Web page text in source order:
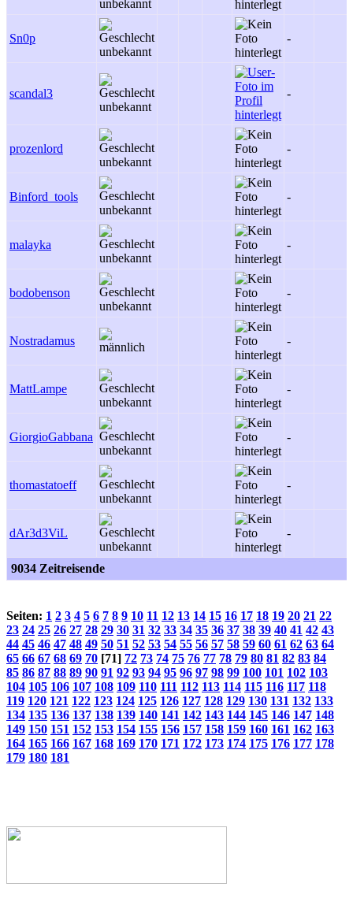
Sn0p -
scandal3 -
prozenlord -
Binford_tools -
malayka -
bodobenson -
Nostradamus -
MattLampe -
GiorgioGabbana -
thomastatoeff -
dAr3d3ViL -
9034 Zeitreisende
Seiten: 1 2 3 4 5 6 7 8 9 10 11 12 13 14 15 16 17 18 19 20 21 22
23 24 25 26 27 28 29 30 31 32 33 34 35 36 37 38 39 40 41 42 43
44 45 46 47 48 49 50 51 52 53 54 55 56 57 58 59 60 61 62 63 64
65 66 67 68 69 70 [71] 72 73 74 75 76 77 78 79 80 81 82 83 84
85 86 87 88 89 90 91 92 93 94 95 96 97 98 99 100 101 102 103
104 105 106 107 108 109 110 111 112 113 114 115 116 117 118
119 120 121 122 123 124 125 126 127 128 129 130 131 132 133
134 135 136 137 138 139 140 141 142 143 144 145 146 147 148
149 150 151 152 153 154 155 156 157 158 159 160 161 162 163
164 165 166 167 168 169 170 171 172 173 174 175 176 177 178
179 180 181